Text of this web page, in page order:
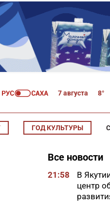
7 августа 8°
ГОД КУЛЬТУРЫ
Все новости
21:58
В
центр